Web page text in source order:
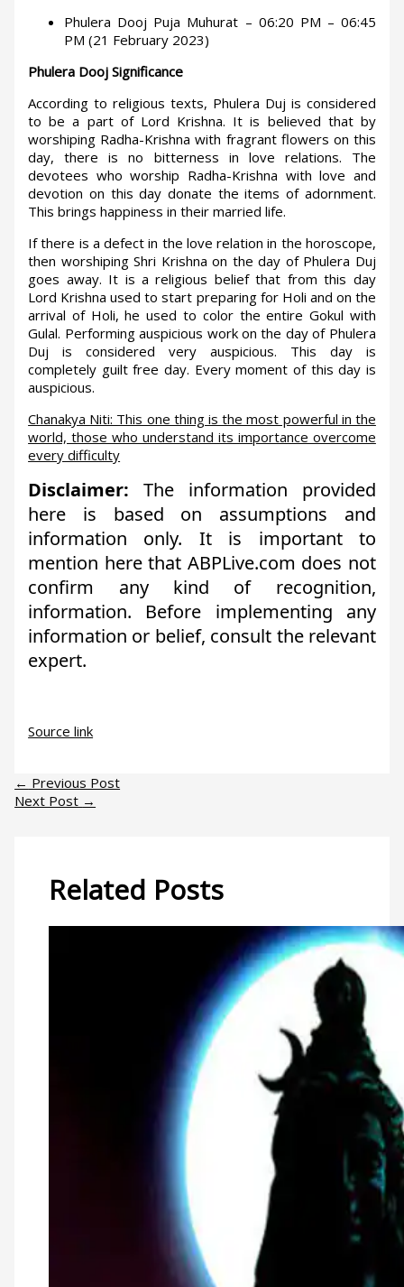
Phulera Dooj Puja Muhurat – 06:20 PM – 06:45
PM (21 February 2023)
Phulera Dooj Significance
According to religious texts, Phulera Duj is considered
to be a part of Lord Krishna. It is believed that by
worshiping Radha-Krishna with fragrant flowers on this
day, there is no bitterness in love relations. The
devotees who worship Radha-Krishna with love and
devotion on this day donate the items of adornment.
This brings happiness in their married life.
If there is a defect in the love relation in the horoscope,
then worshiping Shri Krishna on the day of Phulera Duj
goes away. It is a religious belief that from this day
Lord Krishna used to start preparing for Holi and on the
arrival of Holi, he used to color the entire Gokul with
Gulal. Performing auspicious work on the day of Phulera
Duj is considered very auspicious. This day is
completely guilt free day. Every moment of this day is
auspicious.
Chanakya Niti: This one thing is the most powerful in the
world, those who understand its importance overcome
every difficulty
Disclaimer: The information provided
here is based on assumptions and
information only. It is important to
mention here that ABPLive.com does not
confirm any kind of recognition,
information. Before implementing any
information or belief, consult the relevant
expert.
Source link
← Previous Post
Next Post →
Related Posts